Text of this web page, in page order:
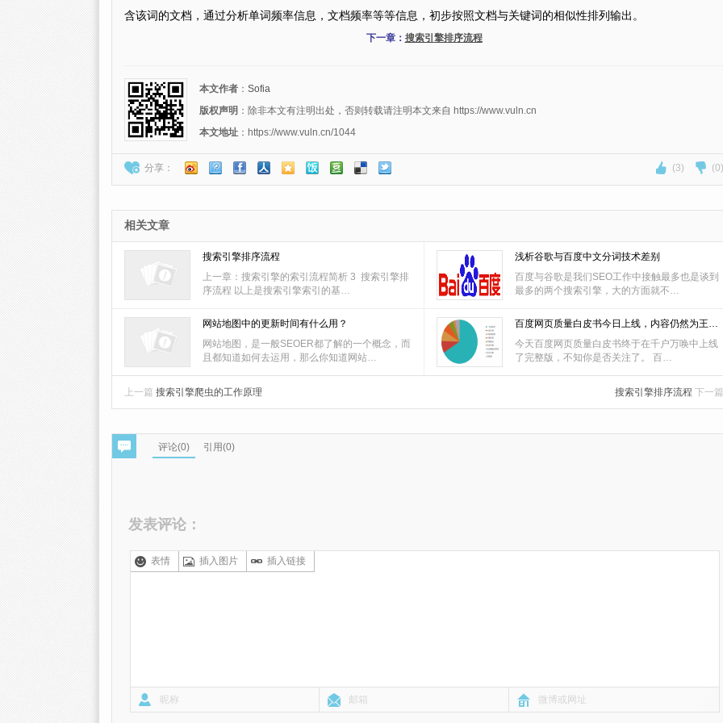
含该词的文档，通过分析单词频率信息，文档频率等等信息，初步按照文档与关键词的相似性排列输出。
下一章： 搜索引擎排序流程
本文作者 ： Sofia
版权声明 ：除非本文有注明出处，否则转载请注明本文来自 https://www.vuln.cn
本文地址 ：https://www.vuln.cn/1044
分享： (3) (0)
相关文章
搜索引擎排序流程
上一章：搜索引擎的索引流程简析 3 搜索引擎排
序流程 以上是搜索引擎索引的基…
浅析谷歌与百度中文分词技术差别
百度与谷歌是我们SEO工作中接触最多也是谈到
最多的两个搜索引擎，大的方面就不…
网站地图中的更新时间有什么用？
网站地图，是一般SEOER都了解的一个概念，而
且都知道如何去运用，那么你知道网站…
百度网页质量白皮书今日上线，内容仍然为王…
今天百度网页质量白皮书终于在千户万唤中上线
了完整版，不知你是否关注了。 百…
上一篇 搜索引擎爬虫的工作原理 搜索引擎排序流程 下一篇
评论(0) 引用(0)
发表评论：
表情 插入图片 插入链接